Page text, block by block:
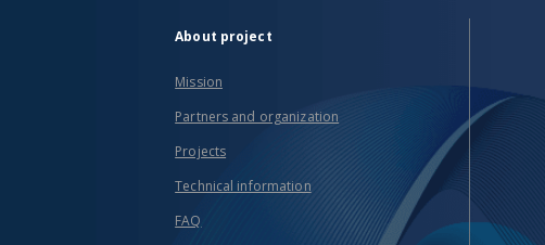
About project
Mission
Partners and organization
Projects
Technical information
FAQ